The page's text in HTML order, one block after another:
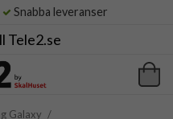
Snabba leveranser
Tele2.se
Galaxy /